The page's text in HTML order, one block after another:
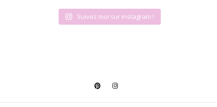
Suivez moi sur instagram !